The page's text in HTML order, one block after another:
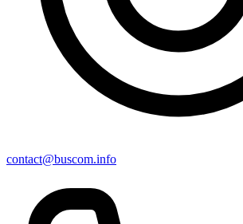
contact@buscom.info